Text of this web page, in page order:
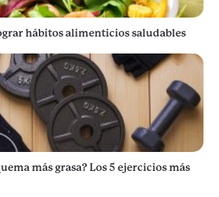
hábitos alimenticios saludables
más grasa? Los 5 ejercicios más